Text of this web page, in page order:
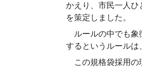
かえり、市民一人ひ
を策定しました。
ルールの中でも象
するというルールは
この規格袋採用の